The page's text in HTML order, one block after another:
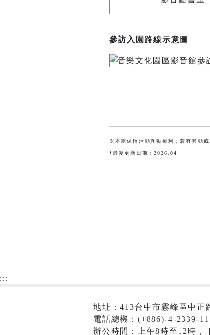
參訪入園路線示意圖
※本團保留活動異動權利，若有異動或
*最後更新日期：2026.04
:::
地址：413台中市霧峰區中正
電話總機：(+886)-4-2339-
辦公時間：上午8時至12時，